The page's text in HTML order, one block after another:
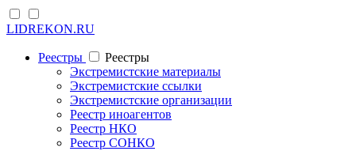
LIDREKON.RU
Реестры
Реестры
Экстремистские материалы
Экстремистские ссылки
Экстремистские организации
Реестр иноагентов
Реестр НКО
Реестр СОНКО